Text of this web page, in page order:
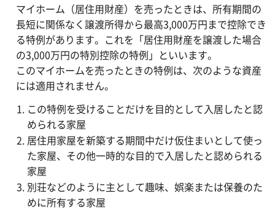
マイホーム（居住用財産）を売ったときは、所有期間の
長短に関係なく譲渡所得から最高3,000万円まで控除でき
る特例があります。これを「居住用財産を譲渡した場合
の3,000万円の特別控除の特例」といいます。
このマイホームを売ったときの特例は、次のような資産
には適用されません。
この特例を受けることだけを目的として入居したと認
められる家屋
居住用家屋を新築する期間中だけ仮住まいとして使っ
た家屋、その他一時的な目的で入居したと認められる
家屋
別荘などのように主として趣味、娯楽または保養のた
めに所有する家屋